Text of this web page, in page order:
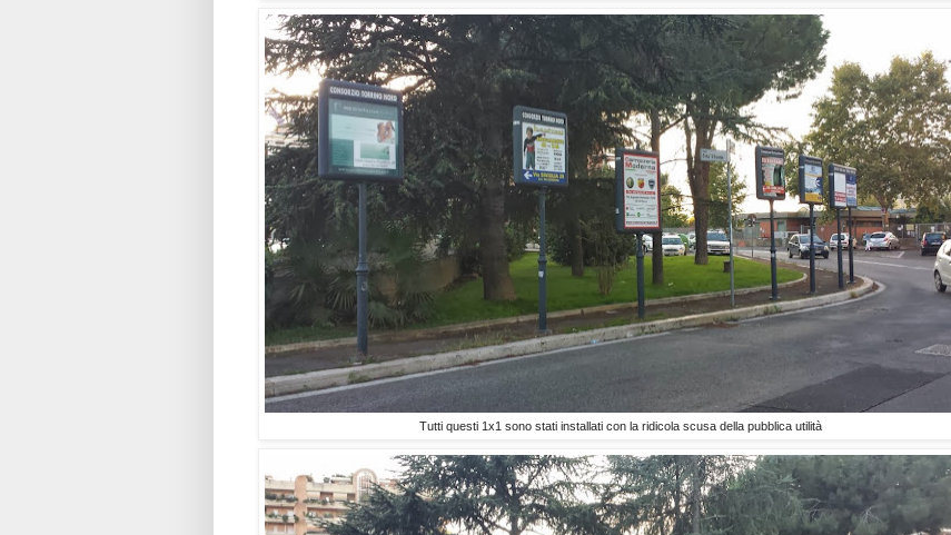
Tutti questi 1x1 sono stati installati con la ridicola scusa della pubblica utilità